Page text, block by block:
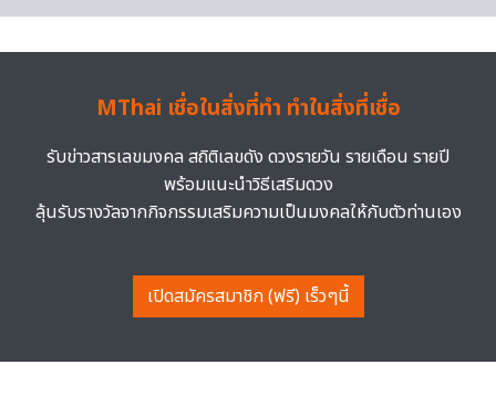
MThai เชื่อในสิ่งที่ทำ ทำในสิ่งที่เชื่อ
รับข่าวสารเลขมงคล สถิติเลขดัง ดวงรายวัน รายเดือน รายปี
พร้อมแนะนำวิธีเสริมดวง
ลุ้นรับรางวัลจากกิจกรรมเสริมความเป็นมงคลให้กับตัวท่านเอง
เปิดสมัครสมาชิก (ฟรี) เร็วๆนี้